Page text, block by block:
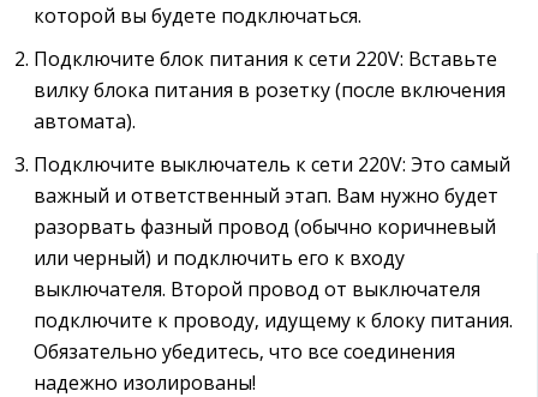
которой вы будете подключаться.
Подключите блок питания к сети 220V: Вставьте
вилку блока питания в розетку (после включения
автомата).
Подключите выключатель к сети 220V: Это самый
важный и ответственный этап. Вам нужно будет
разорвать фазный провод (обычно коричневый
или черный) и подключить его к входу
выключателя. Второй провод от выключателя
подключите к проводу‚ идущему к блоку питания.
Обязательно убедитесь‚ что все соединения
надежно изолированы!